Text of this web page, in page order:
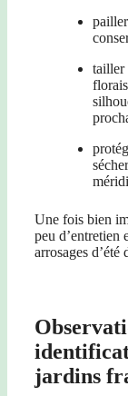
tailler
Une fois bien
peu d’entretien
arrosages d’été
jardins